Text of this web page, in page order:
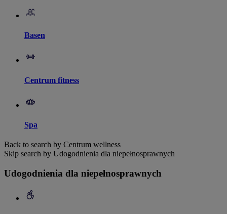
Basen
Centrum fitness
Spa
Back to search by Centrum wellness
Skip search by Udogodnienia dla niepełnosprawnych
Udogodnienia dla niepełnosprawnych